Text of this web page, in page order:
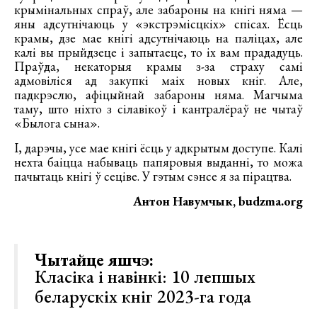
крымінальных спраў, але забароны на кнігі няма —
яны адсутнічаюць у «экстрэмісцкіх» спісах. Ёсць
крамы, дзе мае кнігі адсутнічаюць на паліцах, але
калі вы прыйдзеце і запытаеце, то іх вам прададуць.
Праўда, некаторыя крамы з-за страху самі
адмовіліся ад закупкі маіх новых кніг. Але,
падкрэслю, афіцыйнай забароны няма. Магчыма
таму, што ніхто з сілавікоў і кантралёраў не чытаў
«Былога сына».
І, дарэчы, усе мае кнігі ёсць у адкрытым доступе. Калі
нехта баіцца набываць папяровыя выданні, то можа
пачытаць кнігі ў сеціве. У гэтым сэнсе я за пірацтва.
Антон Навумчык, budzma.org
Чытайце яшчэ:
Класіка і навінкі: 10 лепшых
беларускіх кніг 2023-га года